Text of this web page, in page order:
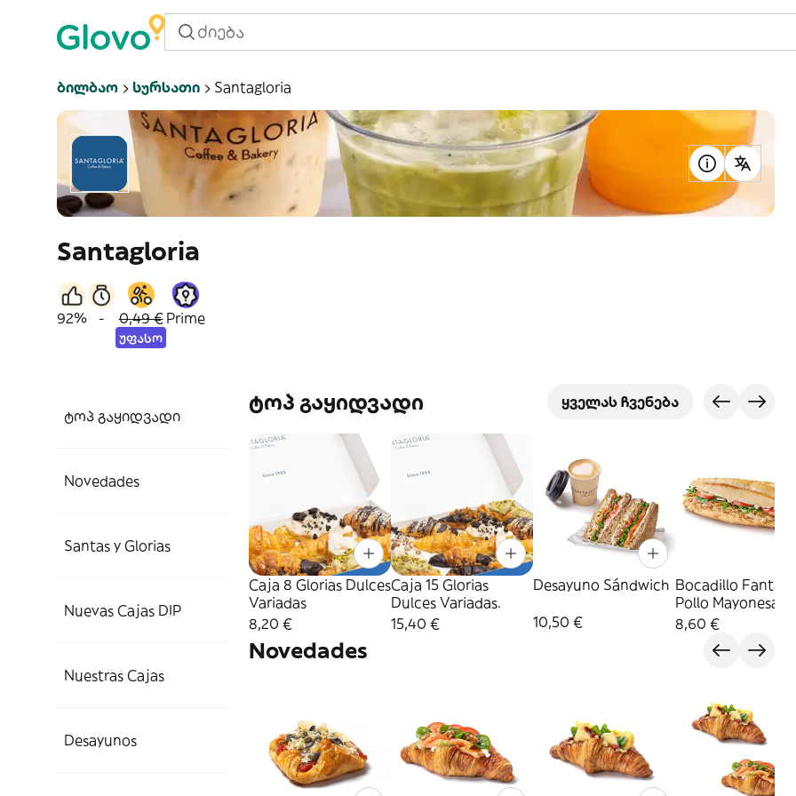
Ბილბაო Სურსათი Santagloria
Santagloria
92% - 0,49 €
უფასო
Prime
ტოპ გაყიდვადი
Novedades
Santas y Glorias
Nuevas Cajas DIP
Nuestras Cajas
Desayunos
ტოპ გაყიდვადი ყველას ჩვენება
Caja 8 Glorias Dulces
Variadas
8,20 €
Caja 15 Glorias
Dulces Variadas.
15,40 €
Desayuno Sándwich
10,50 €
Bocadillo
Pollo Mayonesa
8,60 €
Novedades